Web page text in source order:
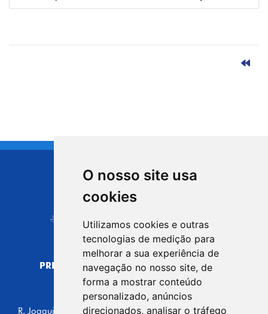
O nosso site usa
cookies
Utilizamos cookies e outras
tecnologias de medição para
melhorar a sua experiência de
navegação no nosso site, de
forma a mostrar conteúdo
personalizado, anúncios
direcionados, analisar o tráfego
CIDADE DE
Carapicuíba
PREFEITURA MUNICIPAL DE CARAPICUÍBA
CNPJ: 44.892.693/0001-40
CENTRO ADMINISTRATIVO
R. Joaquim das Neves, 211 - Vila Caldas, Carapicuíba/SP